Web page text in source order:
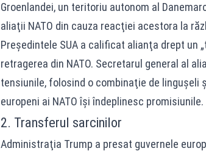
Groenlandei, un teritoriu autonom al
aliaţii NATO din cauza reacţiei acestora la
Preşedintele SUA a calificat alianţa drept un
retragerea din NATO. Secretarul general al
tensiunile, folosind o combinaţie de linguşeli
europeni ai NATO îşi îndeplinesc promisiunile.
2. Transferul sarcinilor
Administraţia Trump a presat guvernele